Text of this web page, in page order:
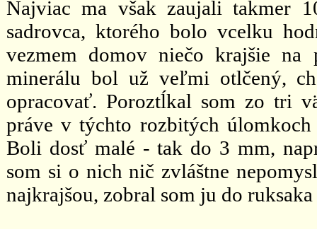
Najviac ma však zaujali takmer
sadrovca, ktorého bolo vcelku
vezmem domov niečo krajšie na
minerálu bol už veľmi otlčený,
opracovať. Poroztĺkal som zo tri
práve v týchto rozbitých úlomkoch
Boli dosť malé - tak do 3 mm,
som si o nich nič zvláštne
najkrajšou, zobral som ju do ruksaka